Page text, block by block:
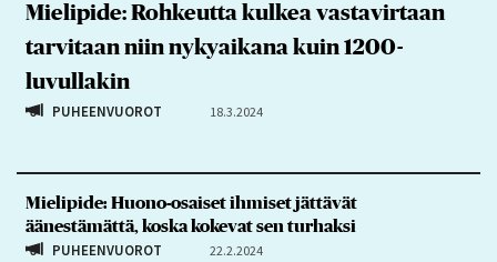
Mielipide: Rohkeutta kulkea vastavirtaan
tarvitaan niin nykyaikana kuin 1200-
luvullakin
PUHEENVUOROT 18.3.2024
Mielipide: Huono-osaiset ihmiset jättävät
äänestämättä, koska kokevat sen turhaksi
PUHEENVUOROT 22.2.2024